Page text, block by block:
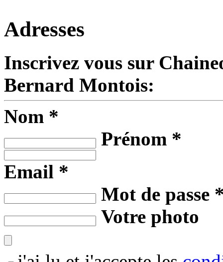
Adresses
Inscrivez vous sur
Bernard Montois:
Nom *
Prénom *
Email *
Mot de passe
Votre photo